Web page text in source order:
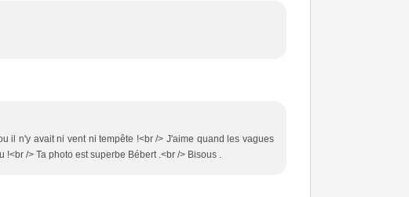
il n'y avait ni vent ni tempête !<br /> J'aime quand les vagues
/> Ta photo est superbe Bébert .<br /> Bisous .